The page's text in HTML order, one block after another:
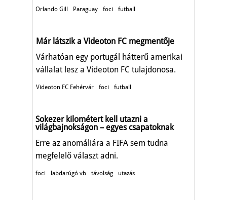
Orlando Gill Paraguay foci futball
Már látszik a Videoton FC megmentője
Várhatóan egy portugál hátterű amerikai
vállalat lesz a Videoton FC tulajdonosa.
Videoton FC Fehérvár foci futball
Sokezer kilométert kell utazni a
világbajnokságon – egyes csapatoknak
Erre az anomáliára a FIFA sem tudna
megfelelő választ adni.
foci labdarúgó vb távolság utazás